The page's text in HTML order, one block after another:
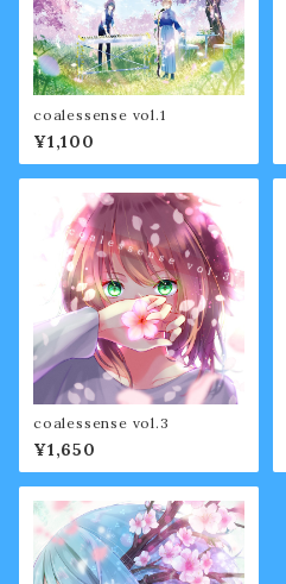
coalessense vol.1
¥1,100
coalessense vol.3
¥1,650